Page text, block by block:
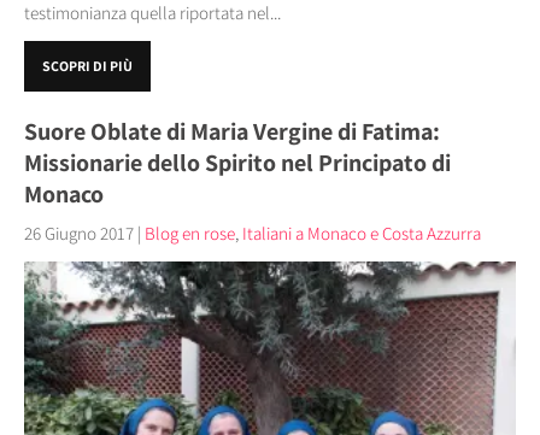
testimonianza quella riportata nel...
SCOPRI DI PIÙ
Suore Oblate di Maria Vergine di Fatima:
Missionarie dello Spirito nel Principato di
Monaco
26 Giugno 2017 | Blog en rose, Italiani a Monaco e Costa Azzurra